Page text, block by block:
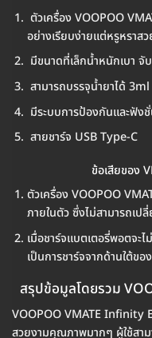
ตัวเครื่อง VOOPOO
อย่างเรียบง่ายแต่หรูหรา
มีขนาดที่เล็กน้ำหนักเบา
สามารถบรรจุน้ำยาได้ 3ml
มีระบบการป้องกันและฟั
สายชาร์จ USB Type-C
ข้อเสียของ
ตัวเครื่อง VOOPOO
ภายในตัว ซึ่งไม่สามารถเป
เมื่อชาร์จแบตเตอรี่พอตจะ
เป็นการชาร์จจากด้านใต้ขอ
สรุปข้อมูลโดยรวม
VOOPOO VMATE Infinity
สวยงามคุณภาพมากๆ ผู้ใช้สา